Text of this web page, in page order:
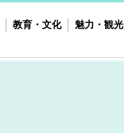
教育・文化 魅力・観光